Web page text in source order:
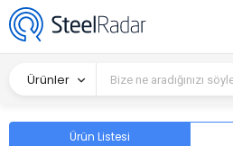
Ürünler
Ürün Listesi